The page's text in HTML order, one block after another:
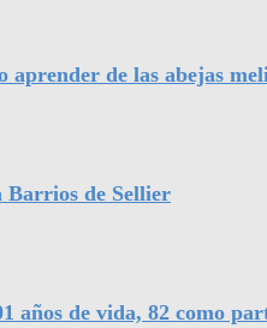
aprender de las abejas
Barrios de Sellier
años de vida, 82 como